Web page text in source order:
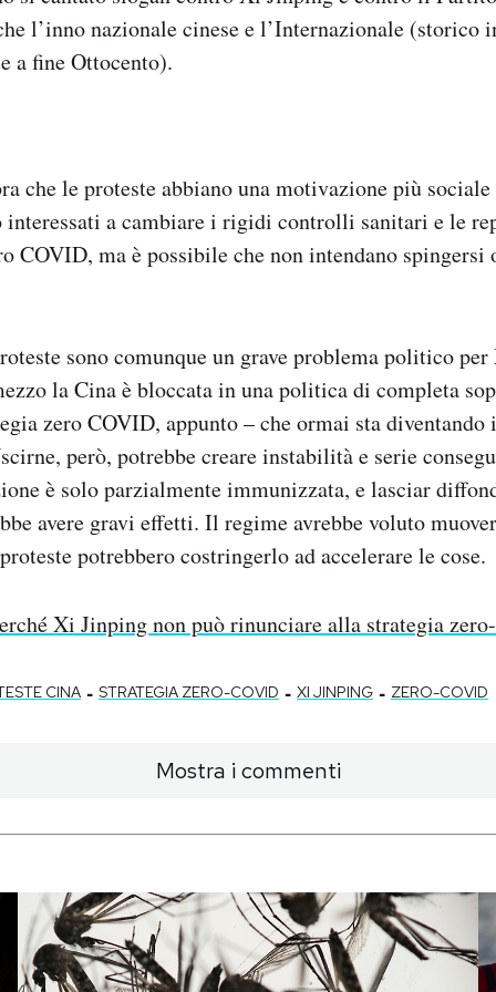
l’inno nazionale cinese e l’Internazionale (storico
a fine Ottocento).
che le proteste abbiano una motivazione più
interessati a cambiare i rigidi controlli sanitari e le
COVID, ma è possibile che non intendano spingersi
sono comunque un grave problema politico
la Cina è bloccata in una politica di completa
zero COVID, appunto – che ormai sta diventando
però, potrebbe creare instabilità e serie
è solo parzialmente immunizzata, e lasciar
avere gravi effetti. Il regime avrebbe voluto
potrebbero costringerlo ad accelerare le cose.
Xi Jinping non può rinunciare alla strategia
CINA - STRATEGIA ZERO-COVID - XI JINPING - ZERO-COVID
Mostra i commenti